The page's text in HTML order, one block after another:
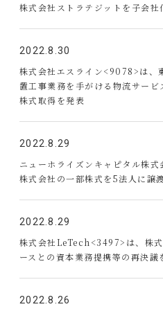
株式会社ストラテジットを子会社
2022.8.30
株式会社エスライン<9078>は、
置工事業務を手がける物流サー
株式取得を発表
2022.8.29
ニューホライズンキャピタル株
株式会社の一部株式を5法人に譲渡
2022.8.29
株式会社LeTech<3497>は、株
ースとの資本業務提携等の再決議
2022.8.26